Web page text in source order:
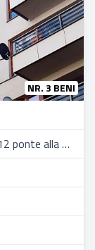
NR. 3 BENI
Calcinaia, Via belvedere, 29, 56012 ponte alla navetta pi, italia